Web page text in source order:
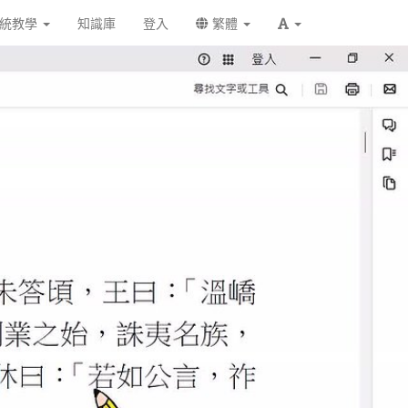
教學 知識庫 登入 繁體